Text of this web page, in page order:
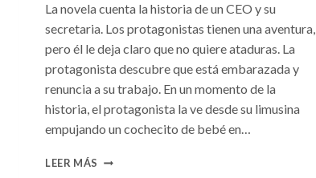
La novela cuenta la historia de un CEO y su
secretaria. Los protagonistas tienen una aventura,
pero él le deja claro que no quiere ataduras. La
protagonista descubre que está embarazada y
renuncia a su trabajo. En un momento de la
historia, el protagonista la ve desde su limusina
empujando un cochecito de bebé en…
LEER MÁS CONSULTA